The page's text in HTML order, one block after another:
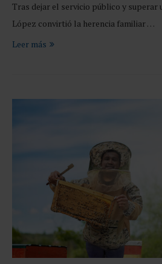
Tras dejar el servicio público y superar
López convirtió la herencia familiar …
Leer más